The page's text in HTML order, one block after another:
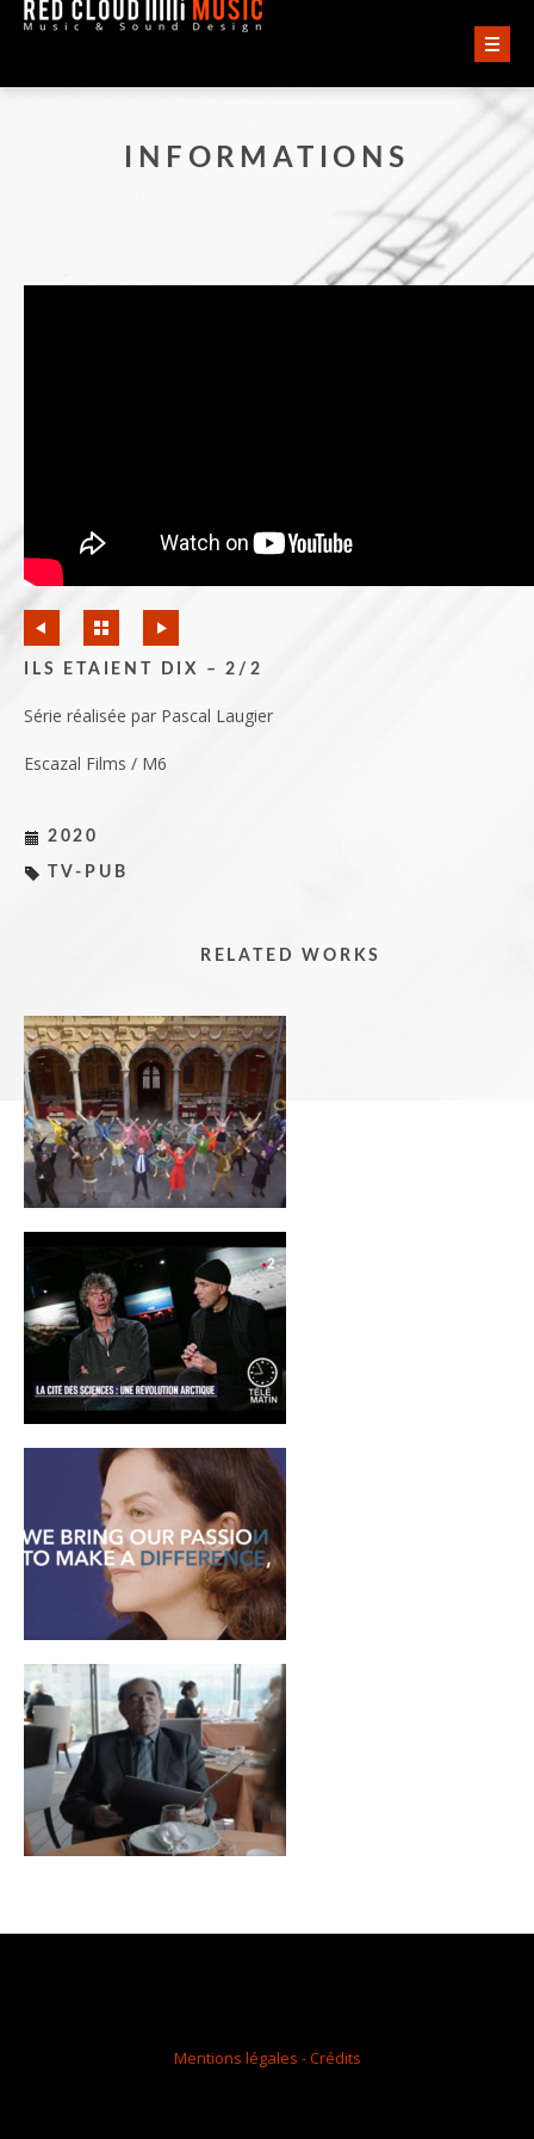
ACCUEIL
AUDIO
QUI SOMMES-NOUS ?
INFORMATIONS
ILS ETAIENT DIX – 2/2
Série réalisée par Pascal Laugier
Escazal Films / M6
2020
TV-PUB
RELATED WORKS
Mentions légales - Crédits